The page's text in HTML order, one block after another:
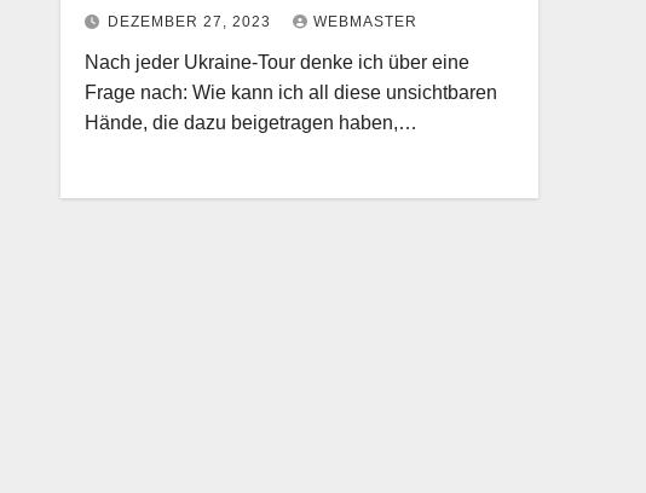
DEZEMBER 27, 2023 WEBMASTER
Nach jeder Ukraine-Tour denke ich über eine
Frage nach: Wie kann ich all diese unsichtbaren
Hände, die dazu beigetragen haben,…